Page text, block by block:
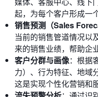
起，为每个客户形成一
销售预测（Sales
当前的销售管道情况以
来的销售业绩，帮助企
客户分群与画像：根据
力）、行为特征、地域
这是实现个性化营销和